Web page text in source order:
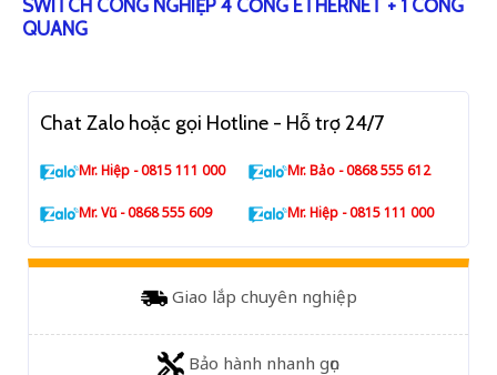
SWITCH CÔNG NGHIỆP 4 CỔNG ETHERNET + 1 CỔNG
QUANG
Chat Zalo hoặc gọi Hotline - Hỗ trợ 24/7
Mr. Hiệp - 0815 111 000 Mr. Bảo - 0868 555 612
Mr. Vũ - 0868 555 609 Mr. Hiệp - 0815 111 000
Giao lắp chuyên nghiệp
Bảo hành nhanh gọn